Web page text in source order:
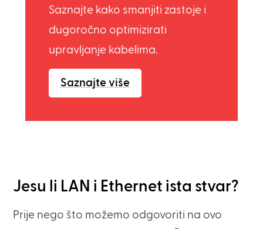
Saznajte kako smanjiti zastoje i
dugoročno optimizirati
upravljanje kabelima.
Saznajte više
Jesu li LAN i Ethernet ista stvar?
Prije nego što možemo odgovoriti na ovo